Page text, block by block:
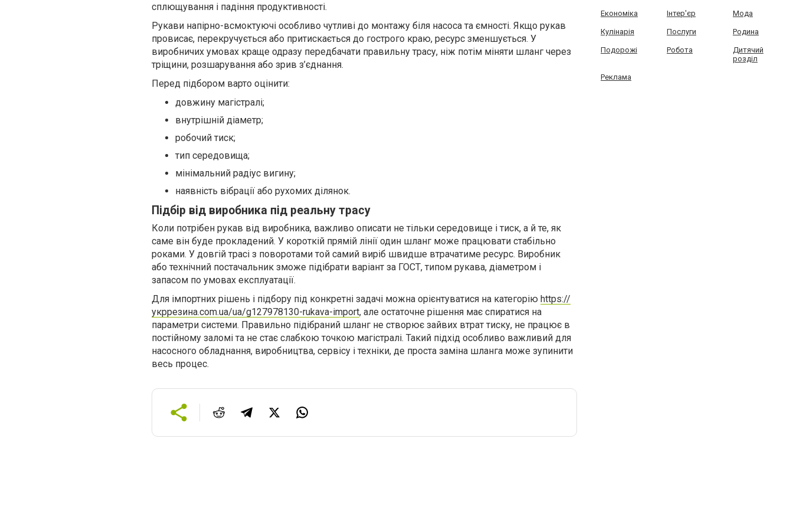
сплющування і падіння продуктивності.
Рукави напірно-всмоктуючі особливо чутливі до монтажу біля насоса та ємності. Якщо рукав
провисає, перекручується або притискається до гострого краю, ресурс зменшується. У
виробничих умовах краще одразу передбачати правильну трасу, ніж потім міняти шланг через
тріщини, розшарування або зрив з’єднання.
Перед підбором варто оцінити:
довжину магістралі;
внутрішній діаметр;
робочий тиск;
тип середовища;
мінімальний радіус вигину;
наявність вібрації або рухомих ділянок.
Підбір від виробника під реальну трасу
Коли потрібен рукав від виробника, важливо описати не тільки середовище і тиск, а й те, як
саме він буде прокладений. У короткій прямій лінії один шланг може працювати стабільно
роками. У довгій трасі з поворотами той самий виріб швидше втрачатиме ресурс. Виробник
або технічний постачальник зможе підібрати варіант за ГОСТ, типом рукава, діаметром і
запасом по умовах експлуатації.
Для імпортних рішень і підбору під конкретні задачі можна орієнтуватися на категорію https://
укррезина.com.ua/ua/g127978130-rukava-import, але остаточне рішення має спиратися на
параметри системи. Правильно підібраний шланг не створює зайвих втрат тиску, не працює в
постійному заломі та не стає слабкою точкою магістралі. Такий підхід особливо важливий для
насосного обладнання, виробництва, сервісу і техніки, де проста заміна шланга може зупинити
весь процес.
Економіка Інтер'єр Мода
Кулінарія Послуги Родина
Подорожі Робота
Дитячий
розділ
Реклама